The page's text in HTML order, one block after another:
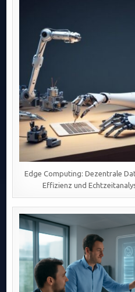
Edge Computing: Dezentrale
Effizienz und